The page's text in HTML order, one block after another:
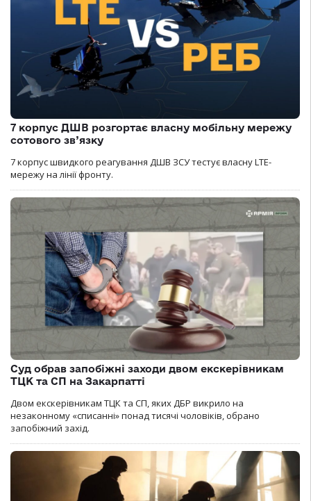
7 корпус ДШВ розгортає власну мобільну мережу
сотового зв’язку
7 корпус швидкого реагування ДШВ ЗСУ тестує власну LTE-
мережу на лінії фронту.
Суд обрав запобіжні заходи двом екскерівникам
ТЦК та СП на Закарпатті
Двом екскерівникам ТЦК та СП, яких ДБР викрило на
незаконному «списанні» понад тисячі чоловіків, обрано
запобіжний захід.